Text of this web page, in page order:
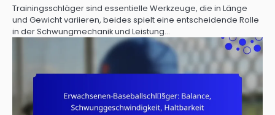
Trainingsschläger sind essentielle Werkzeuge, die in Länge
und Gewicht variieren, beides spielt eine entscheidende Rolle
in der Schwungmechanik und Leistung…